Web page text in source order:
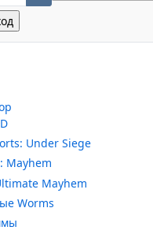
Under Siege
Mayhem
Mayhem
Worms